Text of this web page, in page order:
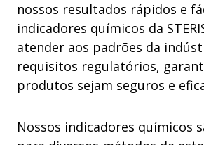
nossos resultados rápidos e
indicadores químicos da
atender aos padrões da
requisitos regulatórios,
produtos sejam seguros e
Nossos indicadores químicos